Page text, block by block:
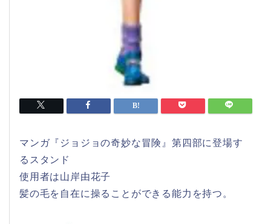
マンガ『ジョジョの奇妙な冒険』第四部に登場す
るスタンド
使用者は山岸由花子
髪の毛を自在に操ることができる能力を持つ。